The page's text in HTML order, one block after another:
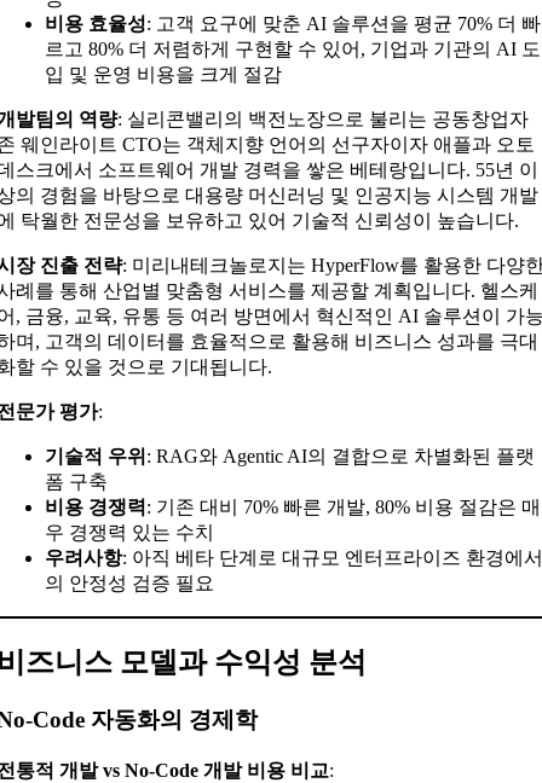
비용 효율성: 고객 요구에 맞춘 AI 솔루션을 평균 70% 더 빠
르고 80% 더 저렴하게 구현할 수 있어, 기업과 기관의 AI 도
입 및 운영 비용을 크게 절감
발팀의 역량: 실리콘밸리의 백전노장으로 불리는 공동창업자
웨인라이트 CTO는 객체지향 언어의 선구자이자 애플과 오토
스크에서 소프트웨어 개발 경력을 쌓은 베테랑입니다. 55년 이
의 경험을 바탕으로 대용량 머신러닝 및 인공지능 시스템 개발
탁월한 전문성을 보유하고 있어 기술적 신뢰성이 높습니다.
장 진출 전략: 미리내테크놀로지는 HyperFlow를 활용한 다양
례를 통해 산업별 맞춤형 서비스를 제공할 계획입니다. 헬스케
, 금융, 교육, 유통 등 여러 방면에서 혁신적인 AI 솔루션이 가
며, 고객의 데이터를 효율적으로 활용해 비즈니스 성과를 극대
할 수 있을 것으로 기대됩니다.
문가 평가:
기술적 우위 : RAG와 Agentic AI의 결합으로 차별화된 플랫
폼 구축
비용 경쟁력: 기존 대비 70% 빠른 개발, 80% 비용 절감은 매
우 경쟁력 있는 수치
우려사항: 아직 베타 단계로 대규모 엔터프라이즈 환경에
의 안정성 검증 필요
즈니스 모델과 수익성 분석
Code 자동화의 경제학
통적 개발 vs No-Code 개발 비용 비교: